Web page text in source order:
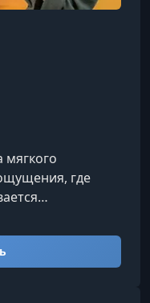
мягкого
где
на
и без
пробудить